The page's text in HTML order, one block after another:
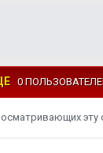
0
эту